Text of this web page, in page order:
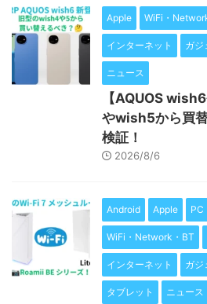
Apple WiFi・
インターネット ガジ
ニュース
【AQUOS
やwish5から買
検証！
2026/8/6
Android Apple PC
WiFi・Network・BT
インターネット ガジ
タブレット ニュース